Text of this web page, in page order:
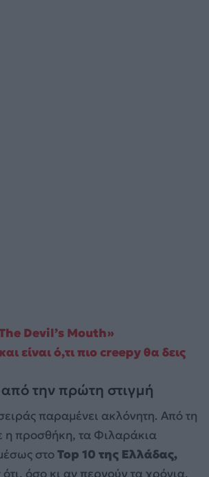
Devil’s Mouth»
είναι ό,τι πιο creepy θα δεις
την πρώτη στιγμή
παραμένει ακλόνητη. Από τη
η προσθήκη, τα Φιλαράκια
στοTop 10 της Ελλάδας,
όσο κι αν περνούν τα χρόνια,